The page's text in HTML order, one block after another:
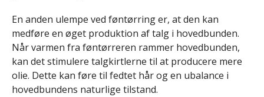
En anden ulempe ved føntørring er, at den kan
medføre en øget produktion af talg i hovedbunden.
Når varmen fra føntørreren rammer hovedbunden,
kan det stimulere talgkirtlerne til at producere mere
olie. Dette kan føre til fedtet hår og en ubalance i
hovedbundens naturlige tilstand.